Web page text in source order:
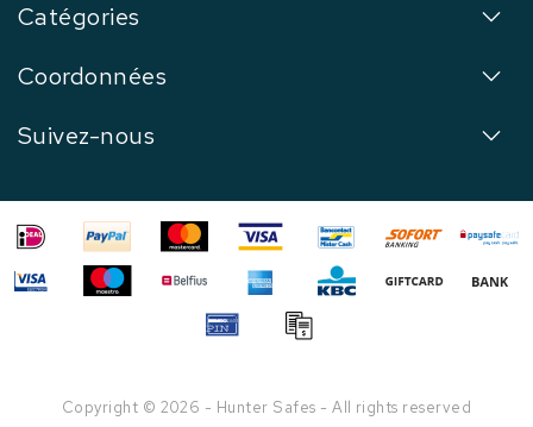
Catégories
Coordonnées
Suivez-nous
Copyright © 2026 - Hunter Safes - All rights reserved